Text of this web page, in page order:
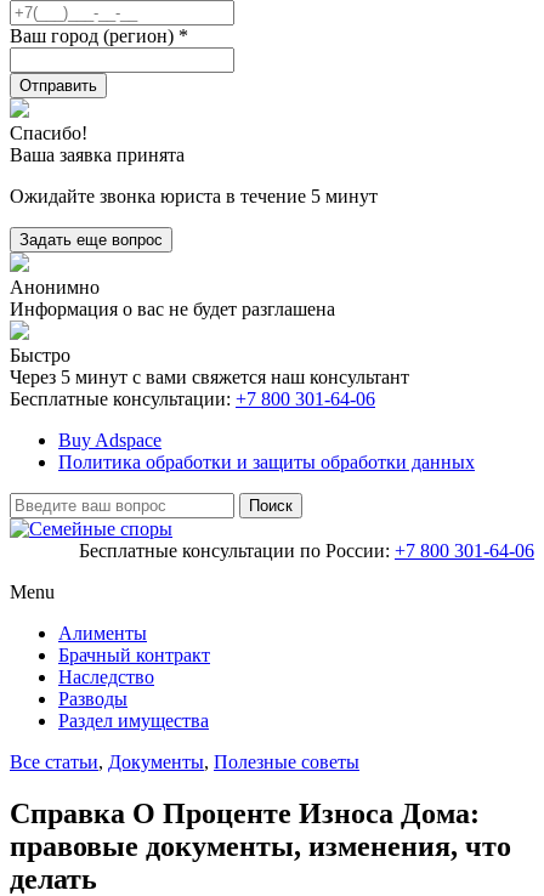
Ваш город (регион) *
Отправить
Спасибо!
Ваша заявка принята
Ожидайте звонка юриста в течение 5 минут
Задать еще вопрос
Анонимно
Информация о вас не будет разглашена
Быстро
Через 5 минут с вами свяжется наш консультант
Бесплатные консультации: +7 800 301-64-06
Buy Adspace
Политика обработки и защиты обработки данных
Бесплатные консультации по России: +7 800 301-64-06
Menu
Алименты
Брачный контракт
Наследство
Разводы
Раздел имущества
Все статьи, Документы, Полезные советы
Справка О Проценте Износа Дома:
правовые документы, изменения, что
делать